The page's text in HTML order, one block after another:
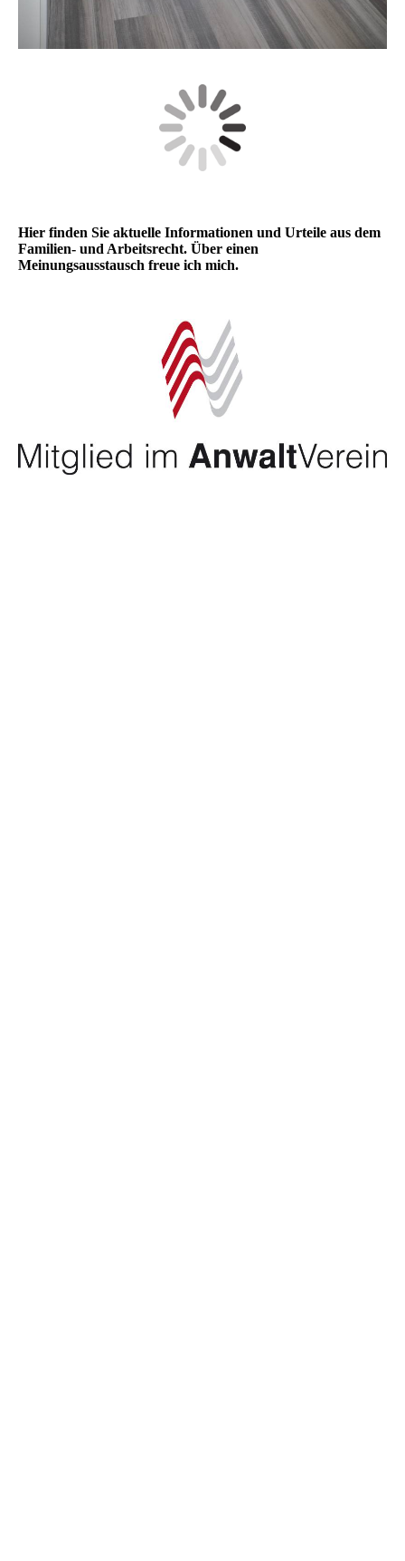
Hier finden Sie aktuelle Informationen und Urteile aus dem
Familien- und Arbeitsrecht. Über einen
Meinungsausstausch freue ich mich.